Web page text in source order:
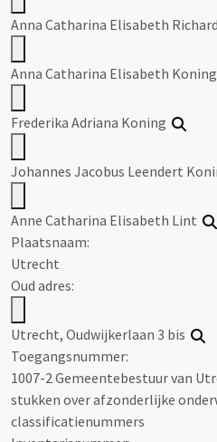
Anna Catharina Elisabeth Richard
Anna Catharina Elisabeth Koning
Frederika Adriana Koning
Johannes Jacobus Leendert
Anne Catharina Elisabeth Lint
Plaatsnaam:
Utrecht
Oud adres:
Utrecht, Oudwijkerlaan 3 bis
Toegangsnummer:
1007-2 Gemeentebestuur van
stukken over afzonderlijke
classificatienummers